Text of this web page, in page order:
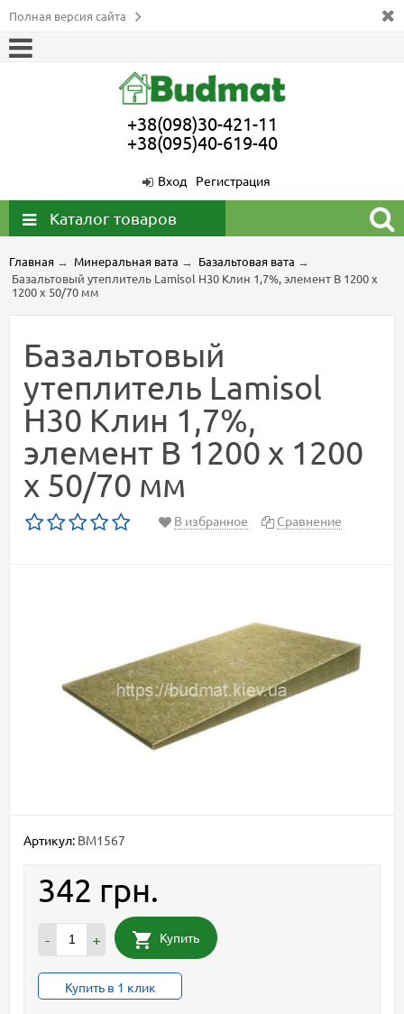
Полная версия сайта
+38(098)30-421-11
+38(095)40-619-40
Вход Регистрация
Каталог товаров
Главная → Минеральная вата → Базальтовая вата →
Базальтовый утеплитель Lamisol Н30 Клин 1,7%, элемент B 1200 х
1200 х 50/70 мм
Базальтовый
утеплитель Lamisol
Н30 Клин 1,7%,
элемент B 1200 х 1200
х 50/70 мм
В избранное Сравнение
Артикул: BM1567
342 грн.
- + Купить
Купить в 1 клик